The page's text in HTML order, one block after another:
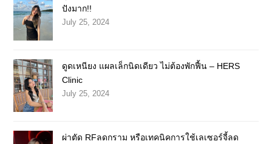
ปังมาก!!
July 25, 2024
ดูดเหนียง แผลเล็กนิดเดียว ไม่ต้องพักฟื้น – HERS
Clinic
July 25, 2024
ผ่าตัด RFลดกราม หรือเทคนิคการใช้เลเซอร์จี้ลด